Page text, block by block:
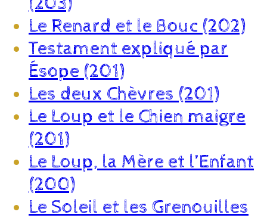
Le Renard et le Bouc (202)
Testament expliqué par
Ésope (201)
Les deux Chèvres (201)
Le Loup et le Chien maigre
(201)
Le Loup, la Mère et l’Enfant
(200)
Le Soleil et les Grenouilles